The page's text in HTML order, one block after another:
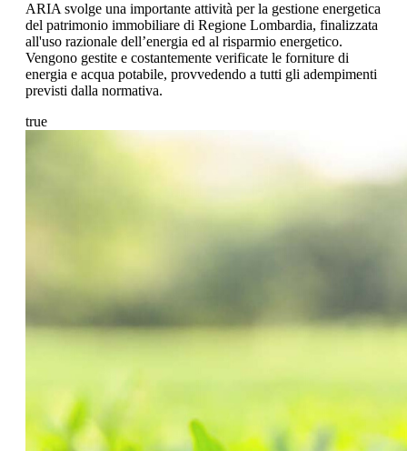
ARIA svolge una importante attività per la gestione energetica
del patrimonio immobiliare di Regione Lombardia, finalizzata
all'uso razionale dell’energia ed al risparmio energetico.
Vengono gestite e costantemente verificate le forniture di
energia e acqua potabile, provvedendo a tutti gli adempimenti
previsti dalla normativa.
true